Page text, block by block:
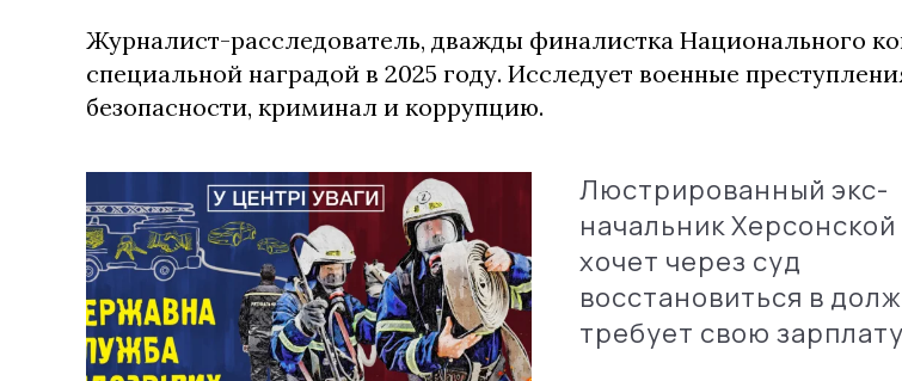
Журналист-расследователь, дважды финалистка Национального
специальной наградой в 2025 году. Исследует военные
безопасности, криминал и коррупцию.
Люстрированный экс-
начальник
хочет через суд
восстановиться в
требует свою